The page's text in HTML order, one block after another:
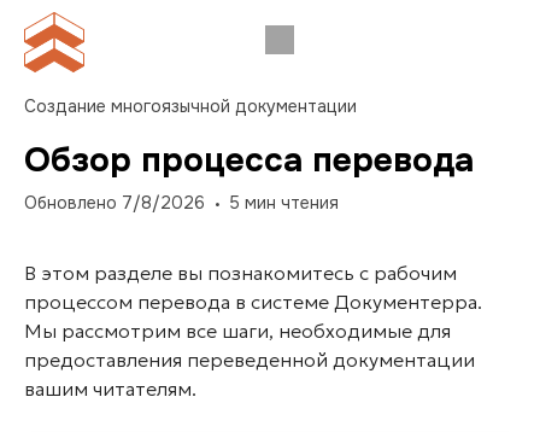
Создание многоязычной документации
Обзор процесса перевода
Обновлено 7/8/2026 5 мин чтения
В этом разделе вы познакомитесь с рабочим
процессом перевода в системе Документерра.
Мы рассмотрим все шаги, необходимые для
предоставления переведенной документации
вашим читателям.